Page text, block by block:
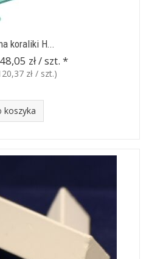
koraliki H...
zł / szt. *
zł / szt.)
koszyka